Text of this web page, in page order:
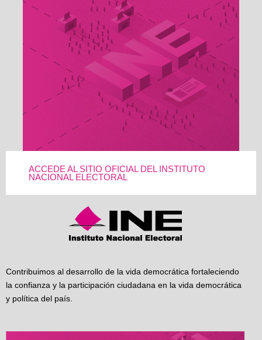
ACCEDE AL SITIO OFICIAL DEL INSTITUTO
NACIONAL ELECTORAL
Contribuimos al desarrollo de la vida democrática fortaleciendo
la confianza y la participación ciudadana en la vida democrática
y política del país.